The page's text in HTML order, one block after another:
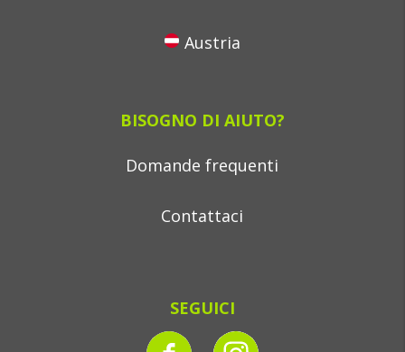
Austria
BISOGNO DI AIUTO?
Domande frequenti
Contattaci
SEGUICI